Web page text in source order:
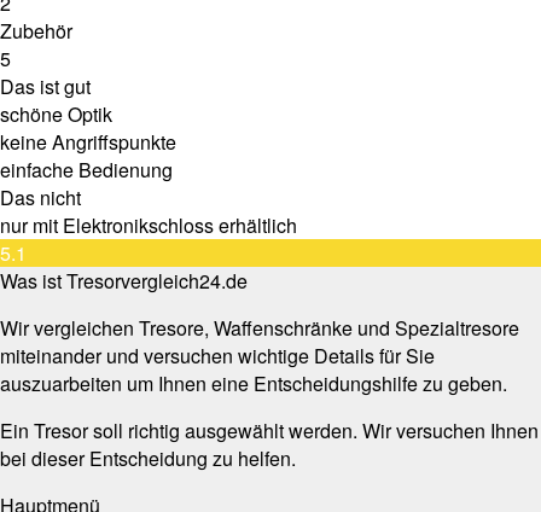
Zubehör
5
Das ist gut
schöne Optik
keine Angriffspunkte
einfache Bedienung
Das nicht
nur mit Elektronikschloss erhältlich
5.1
Was ist Tresorvergleich24.de
Wir vergleichen Tresore, Waffenschränke und Spezialtresore
miteinander und versuchen wichtige Details für Sie
auszuarbeiten um Ihnen eine Entscheidungshilfe zu geben.
Ein Tresor soll richtig ausgewählt werden. Wir versuchen Ihnen
bei dieser Entscheidung zu helfen.
Hauptmenü